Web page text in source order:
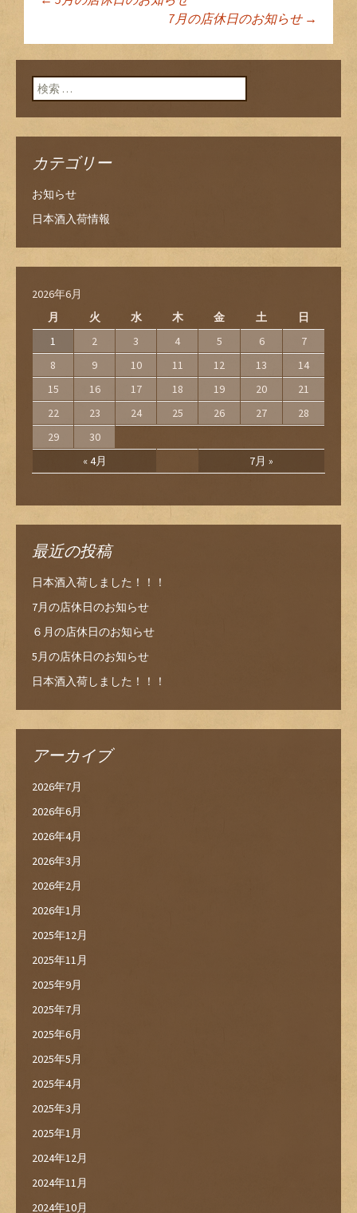
投稿ナビゲーショ
ン
7月の店休日のお知らせ →
検索:
カテゴリー
お知らせ
日本酒入荷情報
2026年6月
月
火 水 木 金 土 日
« 4月 7月 »
1 2 3 4 5 6
7
8
9 10 11 12 13
14
15
16 17 18 19 20
21
22
23 24 25 26 27
28
29
30
最近の投稿
日本酒入荷しました！！！
7月の店休日のお知らせ
６月の店休日のお知らせ
5月の店休日のお知らせ
日本酒入荷しました！！！
アーカイブ
2026年7月
2026年6月
2026年4月
2026年3月
2026年2月
2026年1月
2025年12月
2025年11月
2025年9月
2025年7月
2025年6月
2025年5月
2025年4月
2025年3月
2025年1月
2024年12月
2024年11月
2024年10月